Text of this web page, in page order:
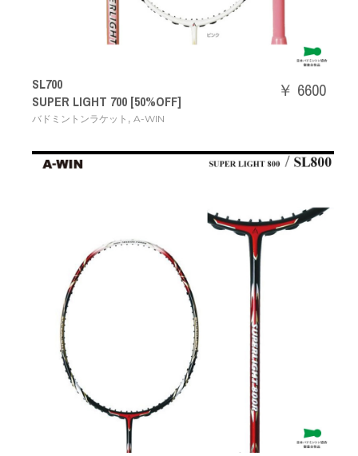
SL700
SUPER LIGHT 700 [50%OFF]
バドミントンラケット , A-WIN
￥ 6600